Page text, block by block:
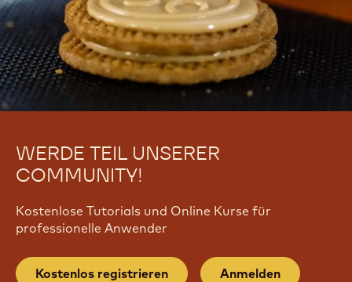
WERDE TEIL UNSERER
COMMUNITY!
Kostenlose Tutorials und Online Kurse für
professionelle Anwender
Kostenlos registrieren Anmelden